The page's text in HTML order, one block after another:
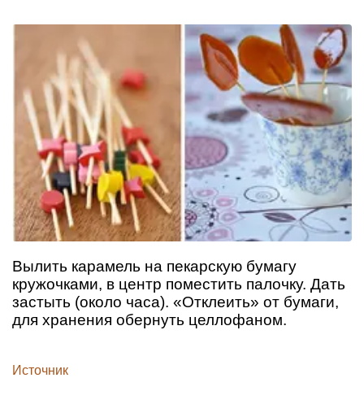
Вылить карамель на пекарскую бумагу
кружочками, в центр поместить палочку. Дать
застыть (около часа). «Отклеить» от бумаги,
для хранения обернуть целлофаном.
Источник